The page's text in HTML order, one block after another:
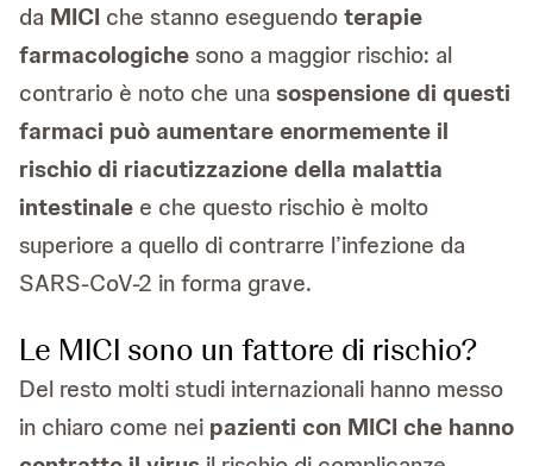
da MICI che stanno eseguendoterapie
farmacologichesono a maggior rischio: al
contrario è noto che una sospensione di questi
farmaci può aumentare enormemente il
rischio di riacutizzazione della malattia
intestinale e che questo rischio è molto
superiore a quello di contrarre l’infezione da
SARS-CoV-2 in forma grave.
Le MICI sono un fattore di rischio?
Del resto molti studi internazionali hanno messo
in chiaro come nei pazienti con MICI che hanno